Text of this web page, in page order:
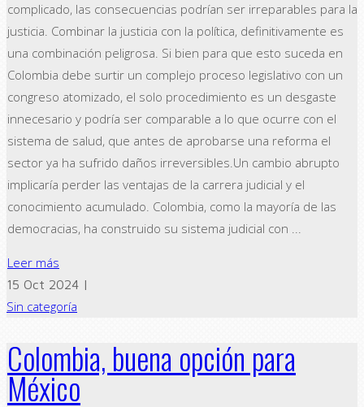
complicado, las consecuencias podrían ser irreparables para la
justicia. Combinar la justicia con la política, definitivamente es
una combinación peligrosa. Si bien para que esto suceda en
Colombia debe surtir un complejo proceso legislativo con un
congreso atomizado, el solo procedimiento es un desgaste
innecesario y podría ser comparable a lo que ocurre con el
sistema de salud, que antes de aprobarse una reforma el
sector ya ha sufrido daños irreversibles.Un cambio abrupto
implicaría perder las ventajas de la carrera judicial y el
conocimiento acumulado. Colombia, como la mayoría de las
democracias, ha construido su sistema judicial con ...
Leer más
15 Oct 2024 |
Sin categoría
Colombia, buena opción para
México